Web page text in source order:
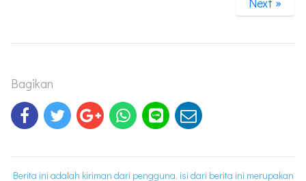
Bagikan
Berita ini adalah kiriman dari pengguna, isi dari berita ini merupakan